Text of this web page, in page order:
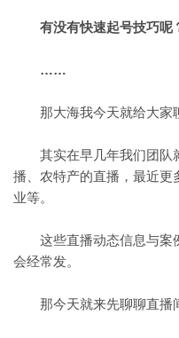
有没有快速起号技巧呢
……
那大海我今天就给大家聊
其实在早几年我们团队
播、农特产的直播，最近更
业等。
这些直播动态信息与案
会经常发。
那今天就来先聊聊直播间